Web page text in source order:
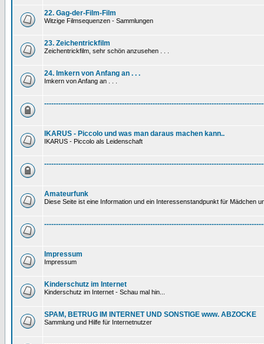
22. Gag-der-Film-Film
Witzige Filmsequenzen - Sammlungen
23. Zeichentrickfilm
Zeichentrickfilm, sehr schön anzusehen . . .
24. Imkern von Anfang an . . .
Imkern von Anfang an . . .
IKARUS - Piccolo und was man daraus machen kann..
IKARUS - Piccolo als Leidenschaft
Amateurfunk
Diese Seite ist eine Information und ein Interessenstandpunkt für Mädchen
Impressum
Impressum
Kinderschutz im Internet
Kinderschutz im Internet - Schau mal hin...
SPAM, BETRUG IM INTERNET UND SONSTIGE www. ABZOCKE
Sammlung und Hilfe für Internetnutzer